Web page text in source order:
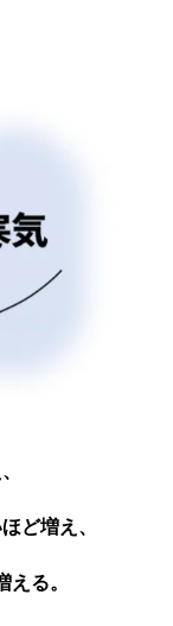
ど増え、
る。